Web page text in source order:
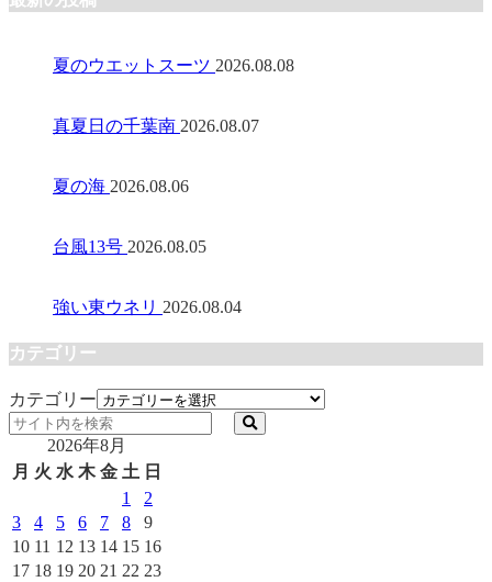
夏のウエットスーツ 2026.08.08
真夏日の千葉南 2026.08.07
夏の海 2026.08.06
台風13号 2026.08.05
強い東ウネリ 2026.08.04
カテゴリー
カテゴリー
2026年8月
月 火 水 木 金 土 日
1
2
3
4 5 6 7 8
9
10 11 12 13 14 15 16
17 18 19 20 21 22 23